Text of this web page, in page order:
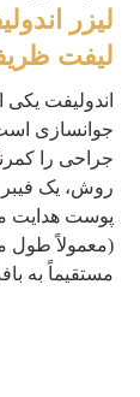
لیزر
لیفت
اندولیفت
جوانسازی
جراحی را
روش، یک فیبر
پوست هدایت
مستقیماً به